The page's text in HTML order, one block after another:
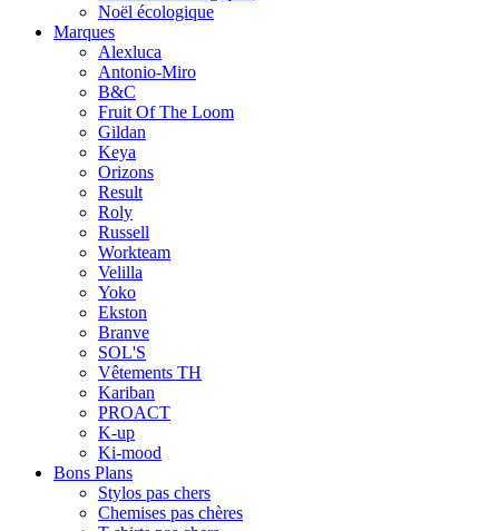
Noël écologique
Marques
Alexluca
Antonio-Miro
B&C
Fruit Of The Loom
Gildan
Keya
Orizons
Result
Roly
Russell
Workteam
Velilla
Yoko
Ekston
Branve
SOL'S
Vêtements TH
Kariban
PROACT
K-up
Ki-mood
Bons Plans
Stylos pas chers
Chemises pas chères